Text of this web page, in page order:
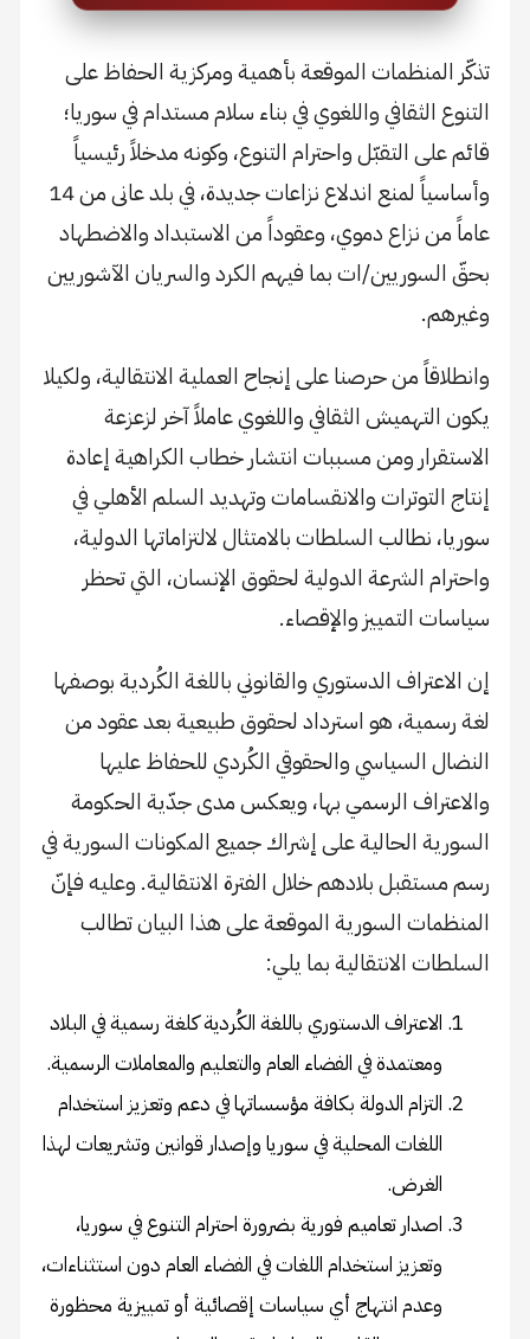
تذكّر المنظمات الموقعة بأهمية ومركزية الحفاظ على
التنوع الثقافي واللغوي في بناء سلام مستدام في سوريا؛
قائم على التقبّل واحترام التنوع، وكونه مدخلاً رئيسياً
وأساسياً لمنع اندلاع نزاعات جديدة، في بلد عانى من 14
عاماً من نزاع دموي، وعقوداً من الاستبداد والاضطهاد
بحقّ السوريين/ات بما فيهم الكرد والسريان الآشوريين
وغيرهم.
وانطلاقاً من حرصنا على إنجاح العملية الانتقالية، ولكيلا
يكون التهميش الثقافي واللغوي عاملاً آخر لزعزعة
الاستقرار ومن مسببات انتشار خطاب الكراهية إعادة
إنتاج التوترات والانقسامات وتهديد السلم الأهلي في
سوريا، نطالب السلطات بالامتثال لالتزاماتها الدولية،
واحترام الشرعة الدولية لحقوق الإنسان، التي تحظر
سياسات التمييز والإقصاء.
إن الاعتراف الدستوري والقانوني باللغة الكُردية بوصفها
لغة رسمية، هو استرداد لحقوق طبيعية بعد عقود من
النضال السياسي والحقوقي الكُردي للحفاظ عليها
والاعتراف الرسمي بها، ويعكس مدى جدّية الحكومة
السورية الحالية على إشراك جميع المكونات السورية في
رسم مستقبل بلادهم خلال الفترة الانتقالية. وعليه فإنّ
المنظمات السورية الموقعة على هذا البيان تطالب
السلطات الانتقالية بما يلي:
الاعتراف الدستوري باللغة الكُردية كلغة رسمية في البلاد
ومعتمدة في الفضاء العام والتعليم والمعاملات الرسمية.
التزام الدولة بكافة مؤسساتها في دعم وتعزيز استخدام
اللغات المحلية في سوريا وإصدار قوانين وتشريعات لهذا
الغرض.
اصدار تعاميم فورية بضرورة احترام التنوع في سوريا،
وتعزيز استخدام اللغات في الفضاء العام دون استثناءات،
وعدم انتهاج أي سياسات إقصائية أو تمييزية محظورة